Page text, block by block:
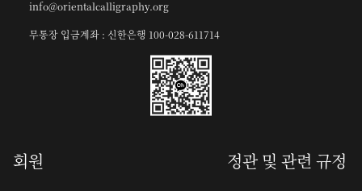
info@orientalcalligraphy.org
무통장 입금계좌 : 신한은행 100-028-611714
회원 정관 및 관련 규정